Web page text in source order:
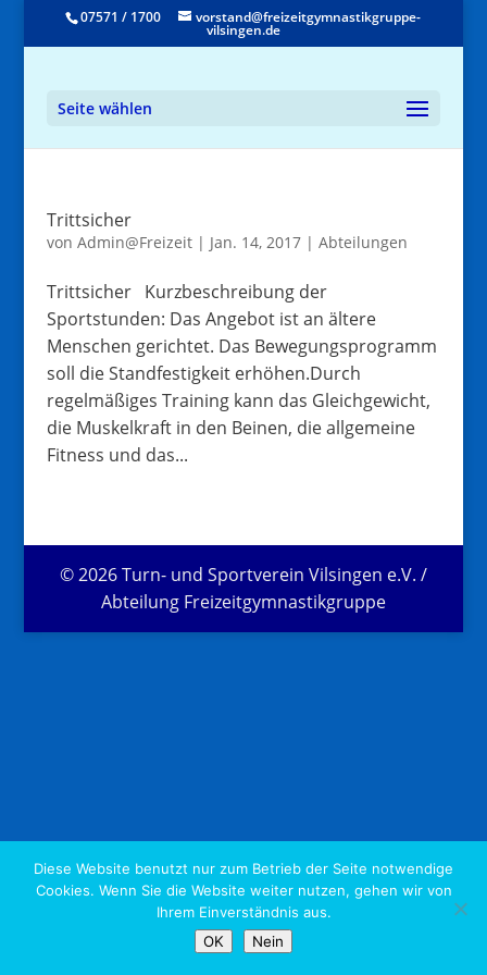
07571 / 1700 vorstand@freizeitgymnastikgruppe-
vilsingen.de
Seite wählen
Trittsicher
von Admin@Freizeit| Jan. 14, 2017| Abteilungen
Trittsicher Kurzbeschreibung der
Sportstunden: Das Angebot ist an ältere
Menschen gerichtet. Das Bewegungsprogramm
soll die Standfestigkeit erhöhen.Durch
regelmäßiges Training kann das Gleichgewicht,
die Muskelkraft in den Beinen, die allgemeine
Fitness und das...
© 2026 Turn- und Sportverein Vilsingen e.V. /
Abteilung Freizeitgymnastikgruppe
Diese Website benutzt nur zum Betrieb der Seite notwendige
Cookies. Wenn Sie die Website weiter nutzen, gehen wir von
Ihrem Einverständnis aus.
OK
Nein